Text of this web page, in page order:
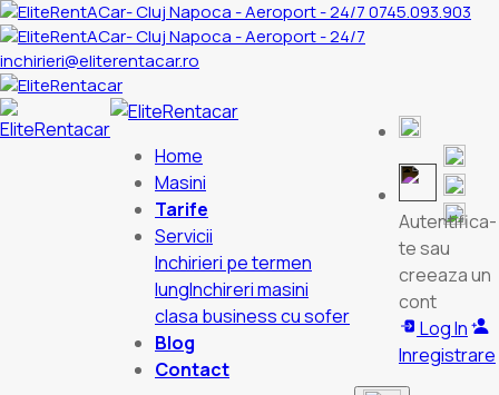
0745.093.903
inchirieri@eliterentacar.ro
Home
Masini
Tarife
Servicii
Inchirieri pe termen
lungInchireri masini
clasa business cu sofer
Blog
Contact
Autentifica-
te sau
creeaza un
cont
Log In
Inregistrare